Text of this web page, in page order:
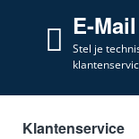
E-Mail
Stel je
Klantenservice